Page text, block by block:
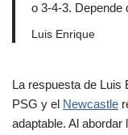
o 3-4-3. Depende
Luis Enrique
La respuesta de Luis
PSG y el Newcastle
adaptable. Al